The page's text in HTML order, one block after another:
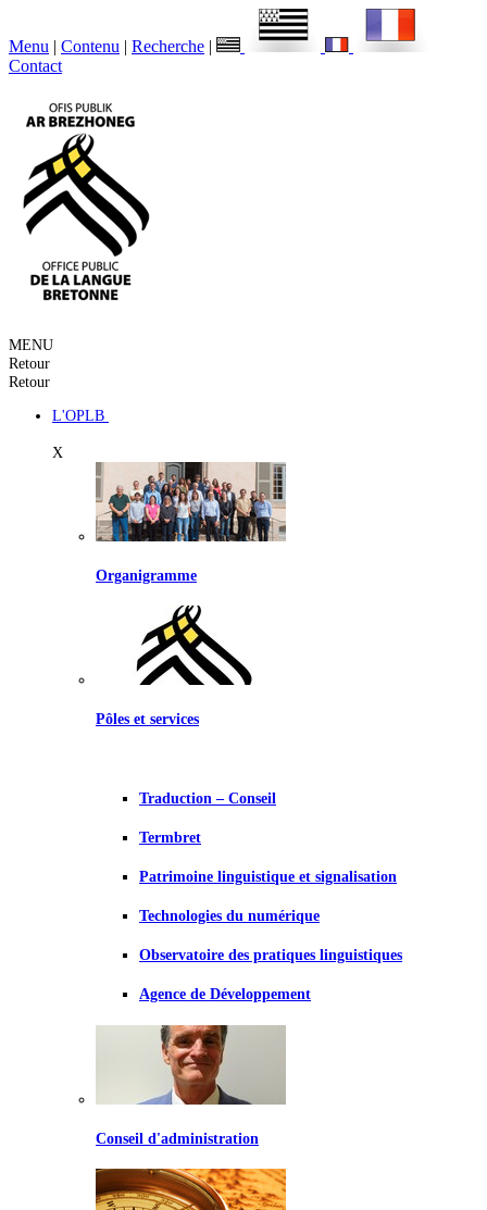
Menu | Contenu | Recherche |
Contact
MENU
Retour
Retour
L'OPLB
X
Organigramme
Pôles et services
Traduction – Conseil
Termbret
Patrimoine linguistique et signalisation
Technologies du numérique
Observatoire des pratiques linguistiques
Agence de Développement
Conseil d'administration